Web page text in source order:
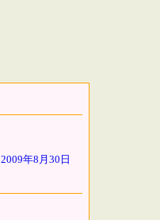
2009年8月30日